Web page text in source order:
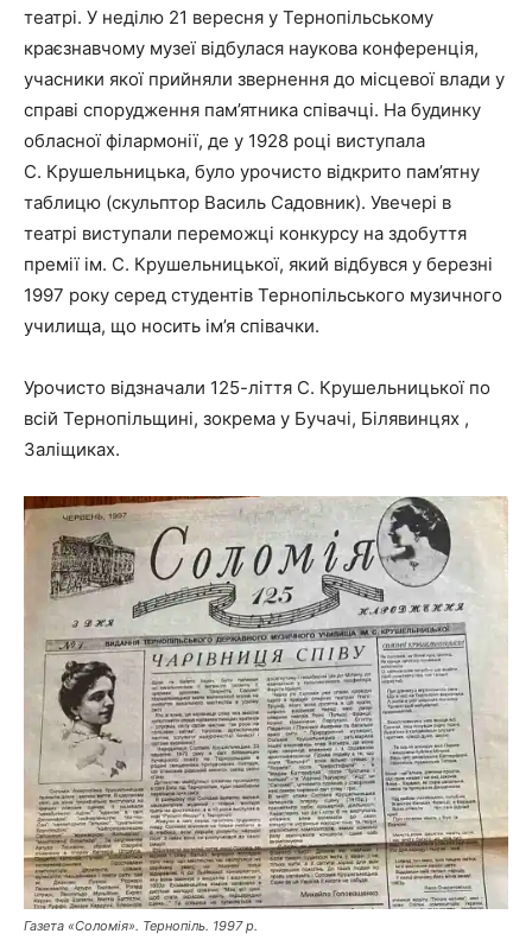
театрі. У неділю 21 вересня у Тернопільському
краєзнавчому музеї відбулася наукова конференція,
учасники якої прийняли звернення до місцевої влади у
справі спорудження пам’ятника співачці. На будинку
обласної філармонії, де у 1928 році виступала
С. Крушельницька, було урочисто відкрито пам’ятну
таблицю (скульптор Василь Садовник). Увечері в
театрі виступали переможці конкурсу на здобуття
премії ім. С. Крушельницької, який відбувся у березні
1997 року серед студентів Тернопільського музичного
училища, що носить ім’я співачки.
Урочисто відзначали 125-ліття С. Крушельницької по
всій Тернопільщині, зокрема у Бучачі, Білявинцях ,
Заліщиках.
Газета «Соломія». Тернопіль. 1997 р.